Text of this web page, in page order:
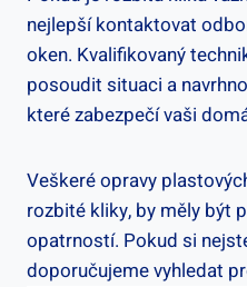
nejlepší ⁢kontaktovat
oken. Kvalifikovaný​
posoudit situaci a
které zabezpečí vaši
Veškeré opravy
rozbité kliky, ‌by měly být
opatrností. Pokud​ si
doporučujeme vyhledat